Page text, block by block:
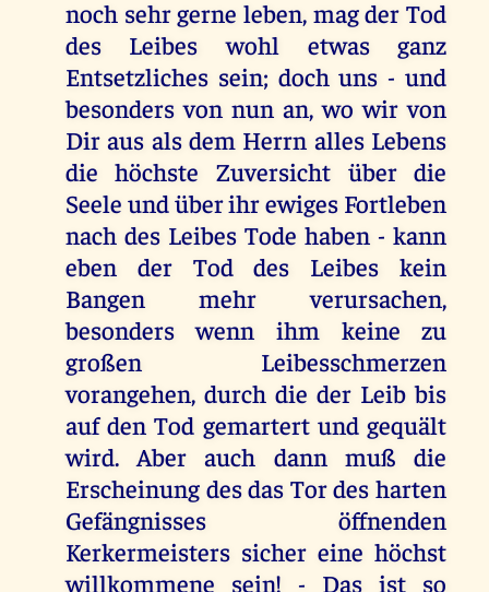
noch sehr gerne leben, mag der Tod
des Leibes wohl etwas ganz
Entsetzliches sein; doch uns - und
besonders von nun an, wo wir von
Dir aus als dem Herrn alles Lebens
die höchste Zuversicht über die
Seele und über ihr ewiges Fortleben
nach des Leibes Tode haben - kann
eben der Tod des Leibes kein
Bangen mehr verursachen,
besonders wenn ihm keine zu
großen Leibesschmerzen
vorangehen, durch die der Leib bis
auf den Tod gemartert und gequält
wird. Aber auch dann muß die
Erscheinung des das Tor des harten
Gefängnisses öffnenden
Kerkermeisters sicher eine höchst
willkommene sein! - Das ist so